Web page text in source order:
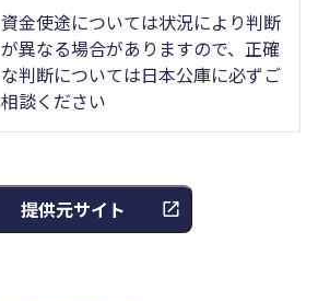
資金使途については状況により判断
が異なる場合がありますので、正確
な判断については日本公庫に必ずご
相談ください
提供元サイト